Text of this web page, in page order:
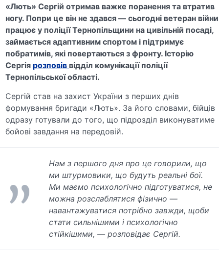
«Лють» Сергій отримав важке поранення та втратив
ногу. Попри це він не здався — сьогодні ветеран війни
працює у поліції Тернопільщини на цивільній посаді,
займається адаптивним спортом і підтримує
побратимів, які повертаються з фронту. Історію
Сергія розповів відділ комунікації поліції
Тернопільської області.
Сергій став на захист України з перших днів
формування бригади «Лють». За його словами, бійців
одразу готували до того, що підрозділ виконуватиме
бойові завдання на передовій.
Нам з першого дня про це говорили, що
ми штурмовики, що будуть реальні бої.
Ми маємо психологічно підготуватися, не
можна розслаблятися фізично —
навантажуватися потрібно завжди, щоби
стати сильнішими і психологічно
стійкішими, — розповідає Сергій.